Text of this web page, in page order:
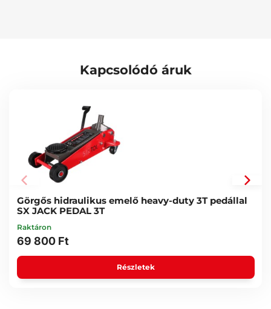
Kapcsolódó áruk
Görgős hidraulikus emelő heavy-duty 3T pedállal
SX JACK PEDAL 3T
Raktáron
69 800 Ft
Részletek